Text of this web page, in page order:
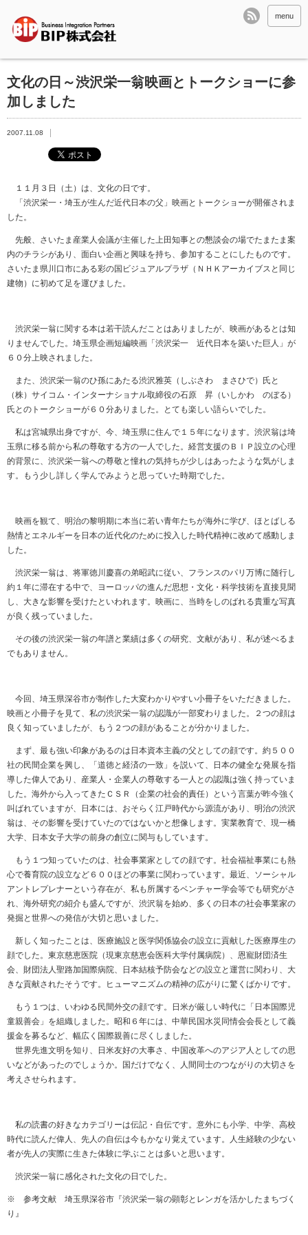
menu
文化の日～渋沢栄一翁映画とトークショーに参
加しました
2007.11.08
１１月３日（土）は、文化の日です。
「渋沢栄一・埼玉が生んだ近代日本の父」映画とトークショーが開催されま
した。
先般、さいたま産業人会議が主催した上田知事との懇談会の場でたまたま案
内のチラシがあり、面白い企画と興味を持ち、参加することにしたものです。
さいたま県川口市にある彩の国ビジュアルプラザ（ＮＨＫアーカイブスと同じ
建物）に初めて足を運びました。
渋沢栄一翁に関する本は若干読んだことはありましたが、映画があるとは知
りませんでした。埼玉県企画短編映画「渋沢栄一 近代日本を築いた巨人」が
６０分上映されました。
また、渋沢栄一翁のひ孫にあたる渋沢雅英（しぶさわ まさひで）氏と
（株）サイコム・インターナショナル取締役の石原 昇（いしかわ のぼる）
氏とのトークショーが６０分ありました。とても楽しい語らいでした。
私は宮城県出身ですが、今、埼玉県に住んで１５年になります。渋沢翁は埼
玉県に移る前から私の尊敬する方の一人でした。経営支援のＢＩＰ設立の心理
的背景に、渋沢栄一翁への尊敬と憧れの気持ちが少しはあったような気がしま
す。もう少し詳しく学んでみようと思っていた時期でした。
映画を観て、明治の黎明期に本当に若い青年たちが海外に学び、ほとばしる
熱情とエネルギーを日本の近代化のために投入した時代精神に改めて感動しま
した。
渋沢栄一翁は、将軍徳川慶喜の弟昭武に従い、フランスのパリ万博に随行し
約１年に滞在する中で、ヨーロッパの進んだ思想・文化・科学技術を直接見聞
し、大きな影響を受けたといわれます。映画に、当時をしのばれる貴重な写真
が良く残っていました。
その後の渋沢栄一翁の年譜と業績は多くの研究、文献があり、私が述べるま
でもありません。
今回、埼玉県深谷市が制作した大変わかりやすい小冊子をいただきました。
映画と小冊子を見て、私の渋沢栄一翁の認識が一部変わりました。２つの顔は
良く知っていましたが、もう２つの顔があることが分かりました。
まず、最も強い印象があるのは日本資本主義の父としての顔です。約５００
社の民間企業を興し、「道徳と経済の一致」を説いて、日本の健全な発展を指
導した偉人であり、産業人・企業人の尊敬する一人との認識は強く持っていま
した。海外から入ってきたＣＳＲ（企業の社会的責任）という言葉が昨今強く
叫ばれていますが、日本には、おそらく江戸時代から源流があり、明治の渋沢
翁は、その影響を受けていたのではないかと想像します。実業教育で、現一橋
大学、日本女子大学の前身の創立に関与もしています。
もう１つ知っていたのは、社会事業家としての顔です。社会福祉事業にも熱
心で養育院の設立など６００ほどの事業に関わっています。最近、ソーシャル
アントレプレナーという存在が、私も所属するベンチャー学会等でも研究がさ
れ、海外研究の紹介も盛んですが、渋沢翁を始め、多くの日本の社会事業家の
発掘と世界への発信が大切と思いました。
新しく知ったことは、医療施設と医学関係協会の設立に貢献した医療厚生の
顔でした。東京慈恵医院（現東京慈恵会医科大学付属病院）、恩寵財団済生
会、財団法人聖路加国際病院、日本結核予防会などの設立と運営に関わり、大
きな貢献されたそうです。ヒューマニズムの精神の広がりに驚くばかりです。
もう１つは、いわゆる民間外交の顔です。日米が厳しい時代に「日本国際児
童親善会」を組織しました。昭和６年には、中華民国水災同情会会長として義
援金を募るなど、幅広く国際親善に尽くしました。
世界先進文明を知り、日米友好の大事さ、中国改革へのアジア人としての思
いなどがあったのでしょうか。国だけでなく、人間同士のつながりの大切さを
考えさせられます。
私の読書の好きなカテゴリーは伝記・自伝です。意外にも小学、中学、高校
時代に読んだ偉人、先人の自伝は今もかなり覚えています。人生経験の少ない
者が先人の実際に生きた体験に学ぶことは多いと思います。
渋沢栄一翁に感化された文化の日でした。
※ 参考文献 埼玉県深谷市『渋沢栄一翁の顕彰とレンガを活かしたまちづく
り』